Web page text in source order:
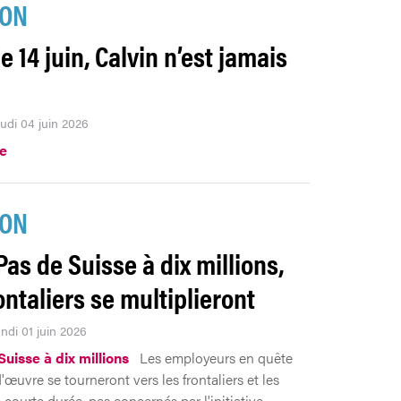
14 juin, Calvin n’est jamais
04 juin 2026
de Suisse à dix millions,
se multiplieront
01 juin 2026
à dix millions Les employeurs en quête
se tourneront vers les frontaliers et les